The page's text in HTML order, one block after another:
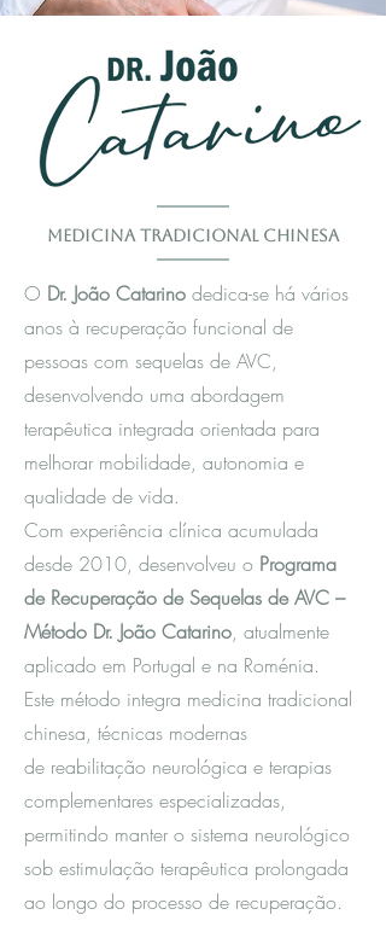
Medicina Tradicional Chinesa
O Dr. João Catarino dedica-se há vários
anos à recuperação funcional de
pessoas com sequelas de AVC,
desenvolvendo uma abordagem
terapêutica integrada orientada para
melhorar mobilidade, autonomia e
qualidade de vida.
Com experiência clínica acumulada
desde 2010, desenvolveu o Programa
de Recuperação de Sequelas de AVC –
Método Dr. João Catarino, atualmente
aplicado em Portugal e na Roménia.
Este método integra medicina tradicional
chinesa, técnicas modernas
de reabilitação neurológica e terapias
complementares especializadas,
permitindo manter o sistema neurológico
sob estimulação terapêutica prolongada
ao longo do processo de recuperação.